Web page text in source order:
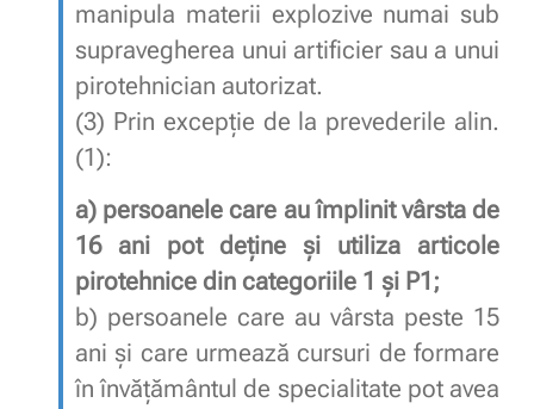
manipula materii explozive numai sub
supravegherea unui artificier sau a unui
pirotehnician autorizat.
(3) Prin excepţie de la prevederile alin.
(1):
a) persoanele care au împlinit vârsta de
16 ani pot deţine şi utiliza articole
pirotehnice din categoriile 1 şi P1;
b) persoanele care au vârsta peste 15
ani şi care urmează cursuri de formare
în învăţământul de specialitate pot avea